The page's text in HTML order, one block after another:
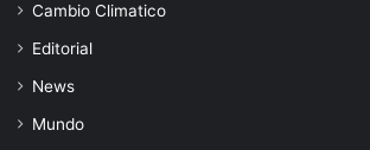
Cambio Climatico
Editorial
News
Mundo